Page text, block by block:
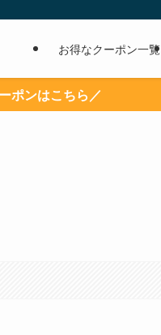
お得なクーポン一覧
ポンはこちら／